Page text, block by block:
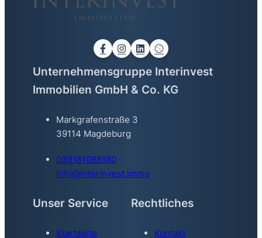
Unternehmensgruppe Interinvest
Immobilien GmbH & Co. KG
Markgrafenstraße 3
39114 Magdeburg
039181088180
info@interinvest.immo
Unser Service
Startseite
Rechtliches
Kontakt